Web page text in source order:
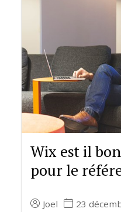
Wix est il
pour le
Joel 23